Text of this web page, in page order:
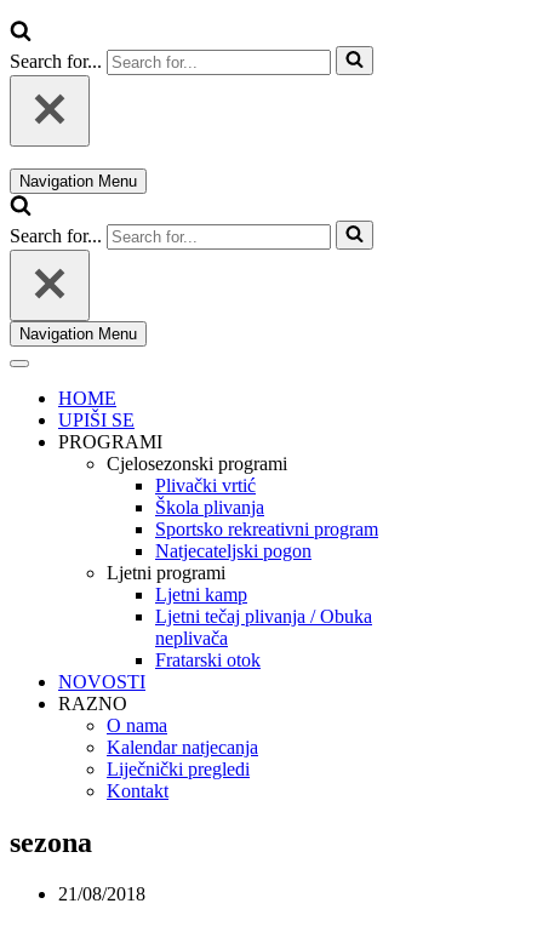
Search for...
Navigation Menu
Search for...
Navigation Menu
HOME
UPIŠI SE
PROGRAMI
Cjelosezonski programi
Plivački vrtić
Škola plivanja
Sportsko rekreativni program
Natjecateljski pogon
Ljetni programi
Ljetni kamp
Ljetni tečaj plivanja / Obuka
neplivača
Fratarski otok
NOVOSTI
RAZNO
O nama
Kalendar natjecanja
Liječnički pregledi
Kontakt
sezona
21/08/2018